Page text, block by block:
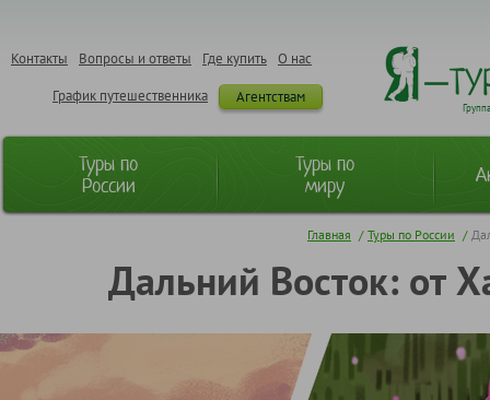
О нас
Где купить
Вопросы и ответы
Контакты
Агентствам
График путешественника
Туры по
России
Туры по
миру
Главная / Туры по России /
Дальний Восток: от